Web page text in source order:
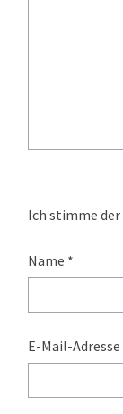
Ich stimme der
Name *
E-Mail-Adresse